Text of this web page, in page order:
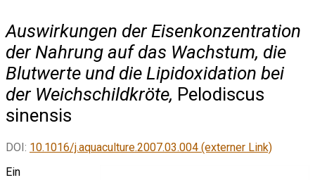
Auswirkungen der Eisenkonzentration
der Nahrung auf das Wachstum, die
Blutwerte und die Lipidoxidation bei
der Weichschildkröte, Pelodiscus
sinensis
DOI: 10.1016/j.aquaculture.2007.03.004 (externer Link)
Ein